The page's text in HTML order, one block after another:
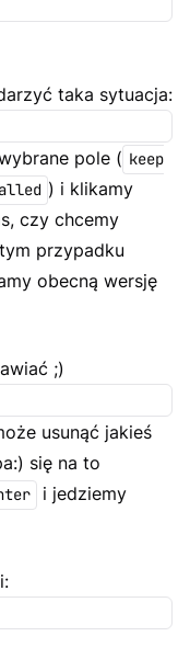
taka sytuacja:
pole ( keep
) i klikamy
czy chcemy
przypadku
obecną wersję
;)
usunąć jakieś
się na to
i jedziemy